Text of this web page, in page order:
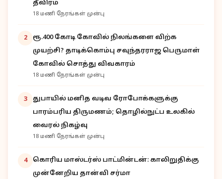
தீவிரம்
18 மணி நேரங்கள் முன்பு
2
ரூ.400 கோடி கோவில் நிலங்களை விற்க
முயற்சி? தாடிக்கொம்பு சவுந்தரராஜ பெருமாள்
கோவில் சொத்து விவகாரம்
18 மணி நேரங்கள் முன்பு
3
துபாயில் மனித வடிவ ரோபோக்களுக்கு
பாரம்பரிய திருமணம்; தொழில்நுட்ப உலகில்
வைரல் நிகழ்வு
18 மணி நேரங்கள் முன்பு
4
கொரிய மாஸ்டர்ஸ் பாட்மின்டன்: காலிறுதிக்கு
முன்னேறிய தான்வி சர்மா